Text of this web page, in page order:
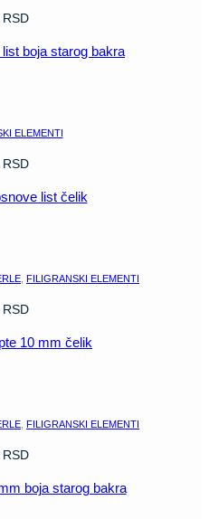
RSD
boja starog bakra
ELEMENTI
RSD
list čelik
FILIGRANSKI ELEMENTI
RSD
10 mm čelik
FILIGRANSKI ELEMENTI
RSD
boja starog bakra